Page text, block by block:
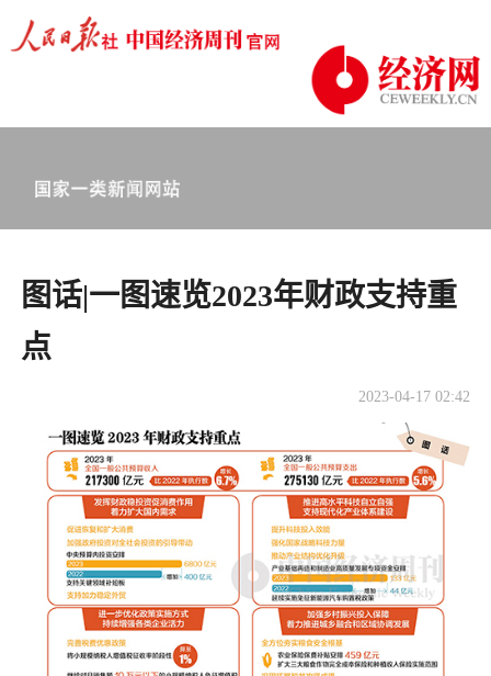
图话|一图速览2023年财政支持重
点
2023-04-17 02:42